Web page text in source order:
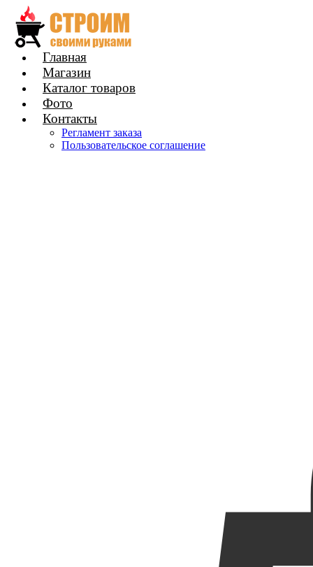
Главная
Магазин
Каталог товаров
Фото
Контакты
Регламент заказа
Пользовательское соглашение